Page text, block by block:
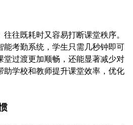
往既耗时又容易打断课堂秩序。
能考勤系统，学生只需几秒钟即可
堂过渡更加顺畅，还能显著减少对
助学校和教师提升课堂效率，优化